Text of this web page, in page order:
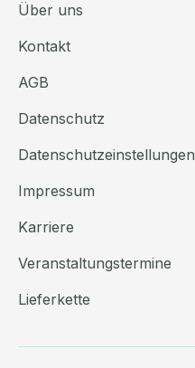
Über uns
Kontakt
AGB
Datenschutz
Datenschutzeinstellungen
Impressum
Karriere
Veranstaltungstermine
Lieferkette